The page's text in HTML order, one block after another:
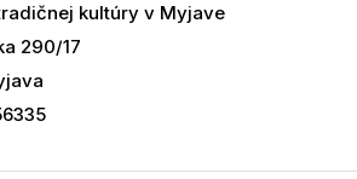
kultúry v Myjave
290/17